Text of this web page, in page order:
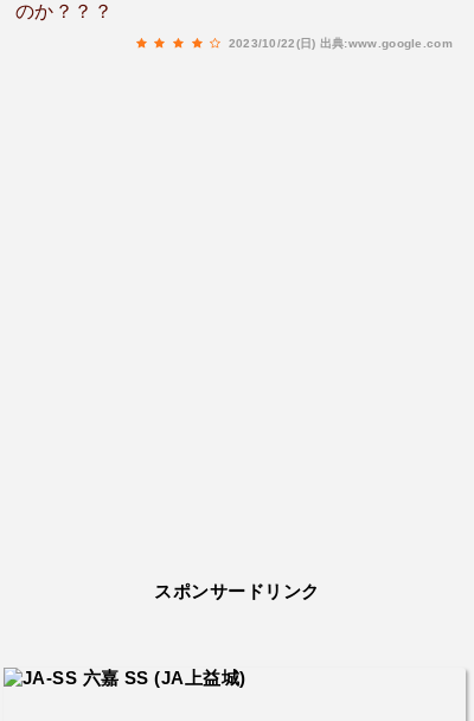
のか？？？
2023/10/22(日) 出典:www.google.com
スポンサードリンク